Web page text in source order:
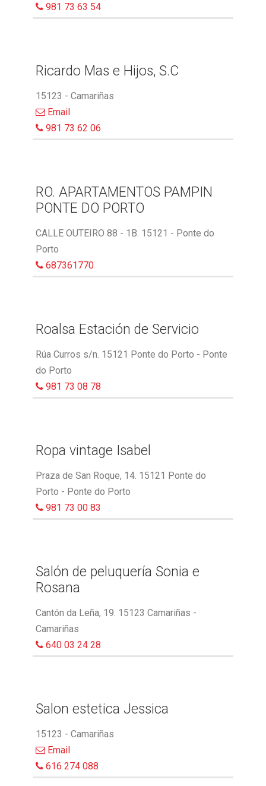
981 73 63 54
Ricardo Mas e Hijos, S.C
15123 - Camariñas
Email
981 73 62 06
RO. APARTAMENTOS PAMPIN
PONTE DO PORTO
CALLE OUTEIRO 88 - 1B. 15121 - Ponte do
Porto
687361770
Roalsa Estación de Servicio
Rúa Curros s/n. 15121 Ponte do Porto - Ponte
do Porto
981 73 08 78
Ropa vintage Isabel
Praza de San Roque, 14. 15121 Ponte do
Porto - Ponte do Porto
981 73 00 83
Salón de peluquería Sonia e
Rosana
Cantón da Leña, 19. 15123 Camariñas -
Camariñas
640 03 24 28
Salon estetica Jessica
15123 - Camariñas
Email
616 274 088